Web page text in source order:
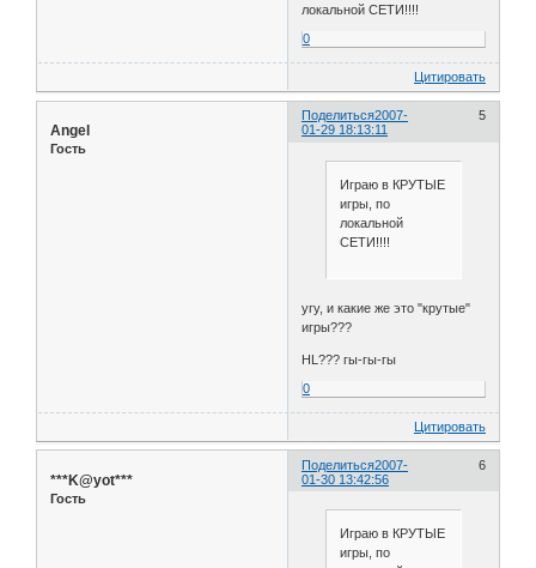
локальной СЕТИ!!!!
0
Цитировать
Поделиться 5
2007-
01-29 18:13:11
Angel
Гость
Играю в КРУТЫЕ
игры, по
локальной
СЕТИ!!!!
угу, и какие же это "крутые"
игры???
HL??? гы-гы-гы
0
Цитировать
Поделиться 6
2007-
01-30 13:42:56
***K@yot***
Гость
Играю в КРУТЫЕ
игры, по